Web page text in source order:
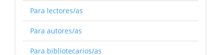
Para lectores/as
Para autores/as
Para bibliotecarios/as